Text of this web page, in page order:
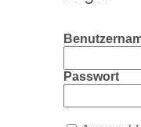
Passwort